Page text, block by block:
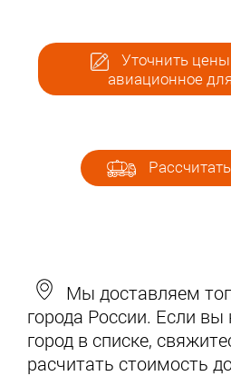
Уточнить
авиационное
Мы доставляем
города России. Если
город в списке,
расчитать стоимость